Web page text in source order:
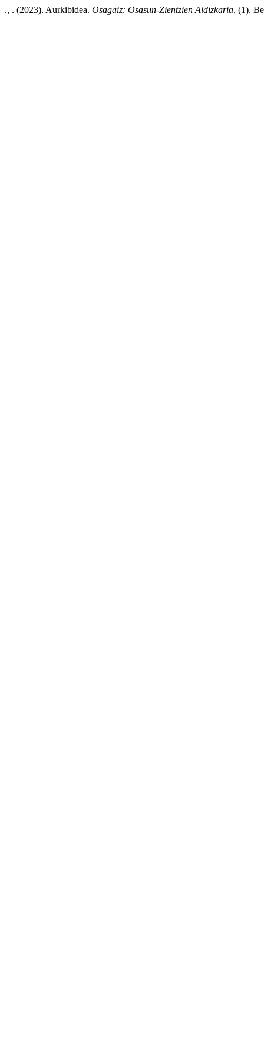
., . (2023). Aurkibidea. Osagaiz: Osasun-Zientzien Aldizkaria, (1).